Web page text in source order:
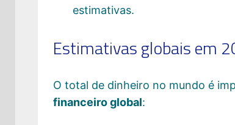
estimativas.
Estimativas globais em
O total de dinheiro no mundo é
financeiro global: